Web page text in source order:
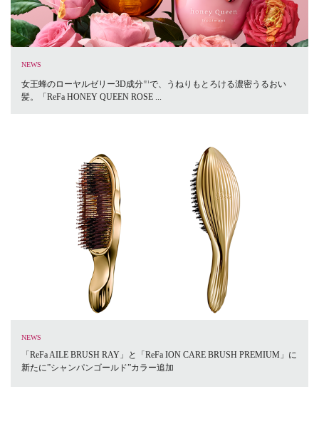
NEWS
女王蜂のローヤルゼリー3D成分※1で、うねりもとろける濃密うるおい
髪。「ReFa HONEY QUEEN ROSE ...
NEWS
「ReFa AILE BRUSH RAY」と「ReFa ION CARE BRUSH PREMIUM」に
新たに”シャンパンゴールド”カラー追加